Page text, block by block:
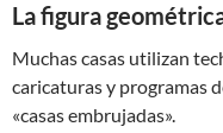
La figura
Muchas casas utilizan
caricaturas y programas
«casas embrujadas».